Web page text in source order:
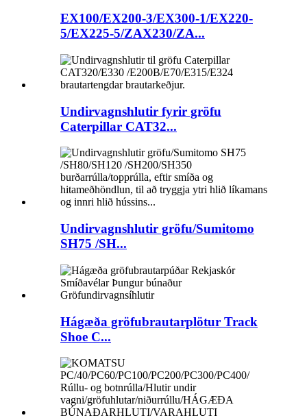
EX100/EX200-3/EX300-1/EX220-
5/EX225-5/ZAX230/ZA...
Undirvagnshlutir fyrir gröfu
Caterpillar CAT32...
Undirvagnshlutir gröfu/Sumitomo
SH75 /SH...
Hágæða gröfubrautarplötur Track
Shoe C...